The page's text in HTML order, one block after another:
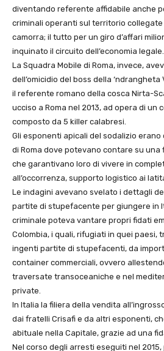
diventando referente affidabile anche
criminali operanti sul territorio collegate
camorra; il tutto per un giro d’affari
inquinato il circuito dell’economia legale.
La Squadra Mobile di Roma, invece,
dell’omicidio del boss della
il referente romano della cosca Nirta-
ucciso a Roma nel 2013, ad opera di un
composto da 5 killer calabresi.
Gli esponenti apicali del sodalizio
di Roma dove potevano contare su
che garantivano loro di vivere in
all’occorrenza, supporto logistico ai
Le indagini avevano svelato i dettagli
partite di stupefacente per giungere in
criminale poteva vantare propri fidati
Colombia, i quali, rifugiati in quei paesi,
ingenti partite di stupefacenti, da
container commerciali, ovvero
traversate transoceaniche e nel
private.
In Italia la filiera della vendita
dai fratelli Crisafi e da altri esponenti,
abituale nella Capitale, grazie ad una
Nel corso degli arresti eseguiti nel